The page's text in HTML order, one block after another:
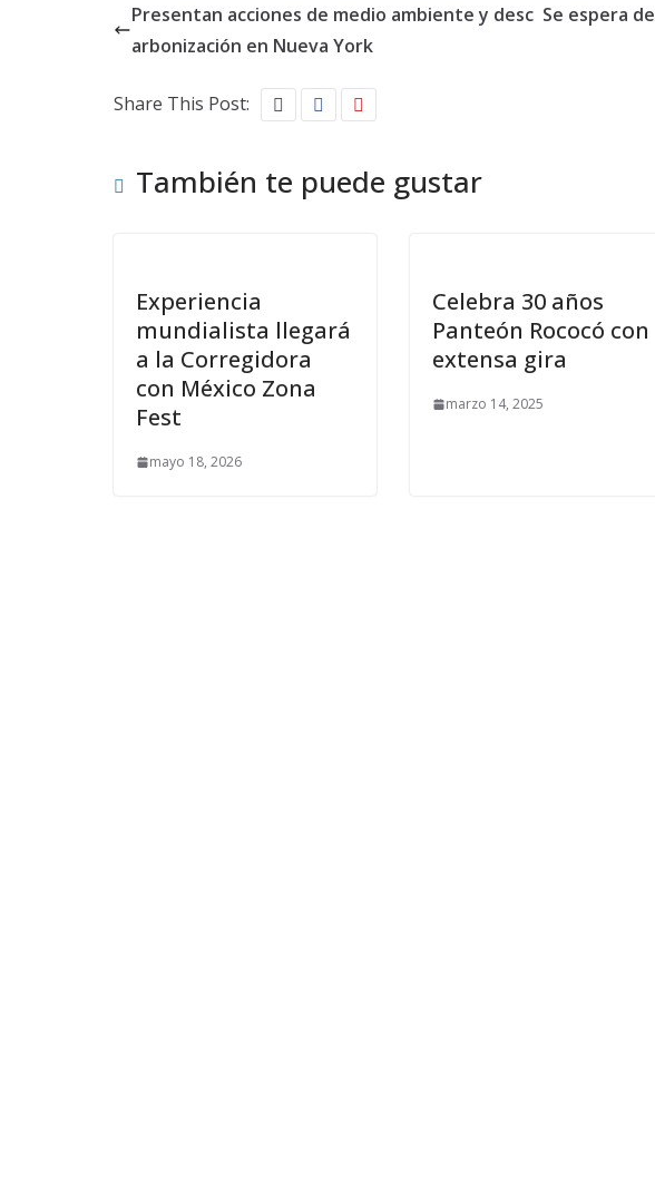
Presentan acciones de medio ambiente y desc
arbonización en Nueva York
Se espera
Share This Post:
También te puede gustar
Experiencia
mundialista llegará
a la Corregidora
con México Zona
Fest
mayo 18, 2026
Celebra 30 años
Panteón Rococó con
extensa gira
marzo 14, 2025